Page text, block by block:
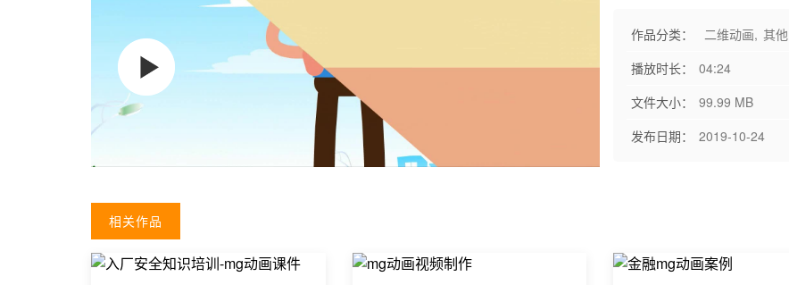
作品分类： 二维动画, 其他
播放时长：
04:24
文件大小：
99.99 MB
发布日期：
2019-10-24
相关作品